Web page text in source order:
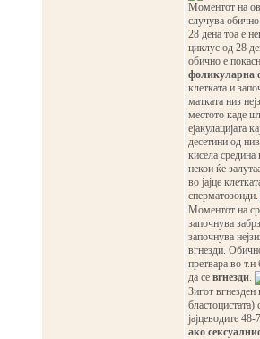
Моментот на
случува
28 дена тоа е
циклус од 28
обично е
фоликуларна
клетката и
матката низ
местото каде
ејакулацијата
десетини од
кисела средина
некои ќе
во јајце
сперматозоиди.
Моментот на
започнува
започнува
вгнезди.
претвара во
да се вгнезди.
Зигот вгнезден
бластоцистата)
јајцеводите
ако